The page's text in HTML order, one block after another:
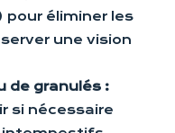
pour éliminer les
une vision
de granulés :
si nécessaire